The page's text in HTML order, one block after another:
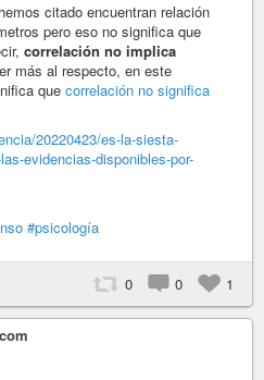
citado encuentran relación
pero eso no significa que
correlación no implica
más al respecto, en este
que correlación no significa
20220423/es-la-siesta-
evidencias-disponibles-por-
#psicología
0 0 1